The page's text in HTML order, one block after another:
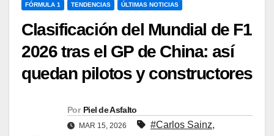
FÓRMULA 1 TENDENCIAS ÚLTIMAS NOTICIAS
Clasificación del Mundial de F1
2026 tras el GP de China: así
quedan pilotos y constructores
Por Piel de Asfalto
MAR 15, 2026 #Carlos Sainz,